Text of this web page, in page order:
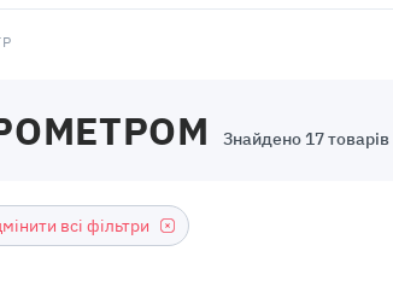
Знайдено 17 товарів
всі фільтри